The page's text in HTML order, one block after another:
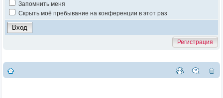
Запомнить меня
Скрыть моё пребывание на конференции в этот раз
Регистрация